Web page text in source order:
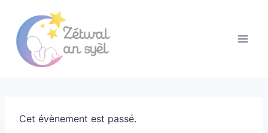
contenu
Cet évènement est passé.